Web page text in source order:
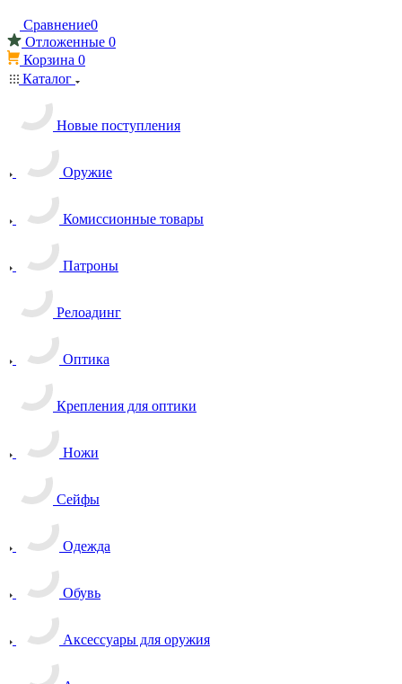
Сравнение0
Отложенные 0
Корзина 0
Каталог
Новые поступления
Оружие
Комиссионные товары
Патроны
Релоадинг
Оптика
Крепления для оптики
Ножи
Сейфы
Одежда
Обувь
Аксессуары для оружия